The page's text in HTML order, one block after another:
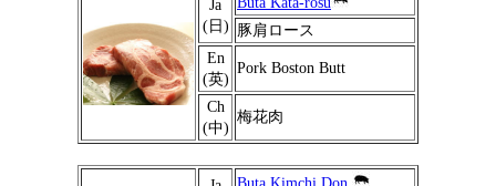
Ja
(日) 豚肩ロース
En
(英)
Pork Boston Butt
Ch
(中)
梅花肉